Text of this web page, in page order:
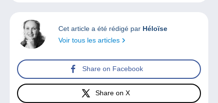
Cet article a été rédigé par Héloïse
Voir tous les articles
Share on Facebook
Share on X